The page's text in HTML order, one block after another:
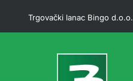
Trgovački lanac Bingo d.o.o.